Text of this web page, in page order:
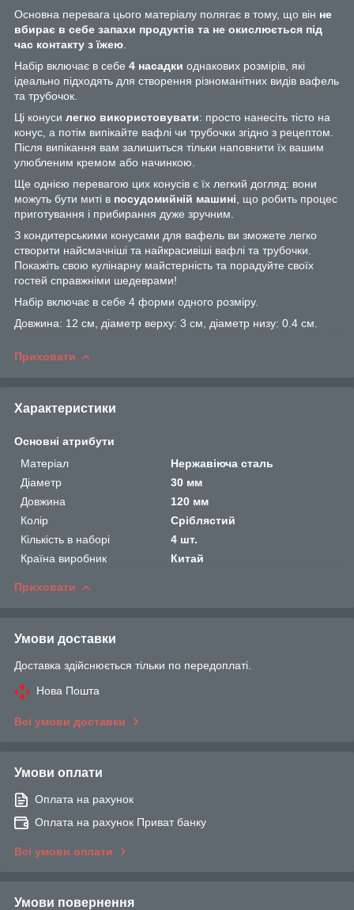
Основна перевага цього матеріалу полягає в тому, що він не
вбирає в себе запахи продуктів та не окислюється під
час контакту з їжею
Набір включає в себе 4 насадки однакових розмірів, які
ідеально підходять для створення різноманітних видів вафель
та трубочок.
Ці конуси легко використовувати: просто нанесіть тісто на
конус, а потім випікайте вафлі чи трубочки згідно з рецептом.
Після випікання вам залишиться тільки наповнити їх вашим
улюбленим кремом або начинкою.
Ще однією перевагою цих конусів є їх легкий догляд: вони
можуть бути миті в посудомийній машині , що робить процес
приготування і прибирання дуже зручним.
З кондитерськими конусами для вафель ви зможете легко
створити найсмачніші та найкрасивіші вафлі та трубочки.
Покажіть свою кулінарну майстерність та порадуйте своїх
гостей справжніми шедеврами!
Набір включає в себе 4 форми одного розміру.
Довжина: 12 см, діаметр верху: 3 см, діаметр низу: 0.4 см.
Приховати
Характеристики
Основні атрибути
Матеріал
Нержавіюча сталь
Діаметр
30 мм
Довжина
120 мм
Колір
Сріблястий
Кількість в наборі
4 шт.
Країна виробник
Китай
Приховати
Умови доставки
Доставка здійснюється тільки по передоплаті.
Нова Пошта
Всі умови доставки
Умови оплати
Оплата на рахунок
Оплата на рахунок Приват банку
Всі умови оплати
Умови повернення